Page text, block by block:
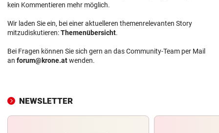
kein Kommentieren mehr möglich.
Wir laden Sie ein, bei einer aktuelleren themenrelevanten Story
mitzudiskutieren:Themenübersicht.
Bei Fragen können Sie sich gern an das Community-Team per Mail
an forum@krone.atwenden.
NEWSLETTER